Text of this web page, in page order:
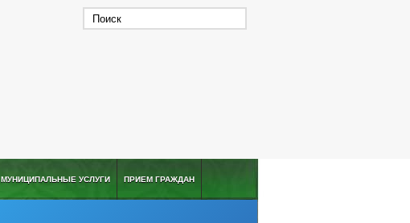
МУНИЦИПАЛЬНЫЕ УСЛУГИ ПРИЕМ ГРАЖДАН